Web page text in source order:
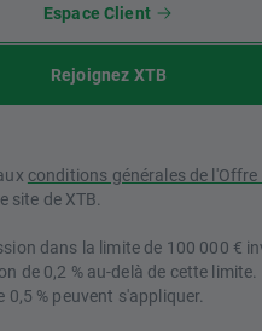
Espace Client
Rejoignez XTB
conditions générales de l'Offre
site de XTB.
dans la limite de 100 000 €
de 0,2 % au-delà de cette
0,5 % peuvent s'appliquer.